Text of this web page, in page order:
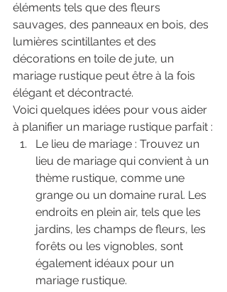
éléments tels que des fleurs
sauvages, des panneaux en bois, des
lumières scintillantes et des
décorations en toile de jute, un
mariage rustique peut être à la fois
élégant et décontracté.
Voici quelques idées pour vous aider
à planifier un mariage rustique parfait :
Le lieu de mariage : Trouvez un
lieu de mariage qui convient à un
thème rustique, comme une
grange ou un domaine rural. Les
endroits en plein air, tels que les
jardins, les champs de fleurs, les
forêts ou les vignobles, sont
également idéaux pour un
mariage rustique.